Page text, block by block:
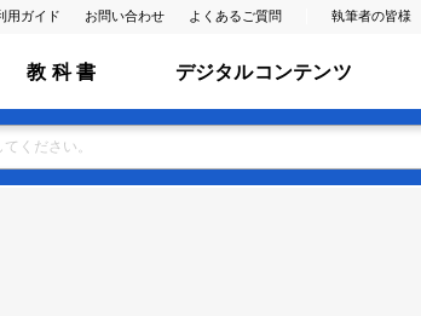
用ガイド お問い合わせ よくあるご質問 執筆者の皆様
教 科 書 デジタルコンテンツ